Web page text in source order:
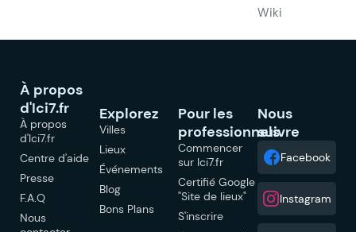
Wiki
À propos
d'Ici7.fr
À propos
d'Ici7.fr
Centre d'aide
Presse
F.A.Q
Nous
Explorez
Villes
Lieux
Événements
Blog
Bons Plans
Pour les
professionnels
Commencer
sur Ici7.fr
Certifié Google
"Site de lieux"
S'inscrire
Nous
suivre
Facebook
Instagram